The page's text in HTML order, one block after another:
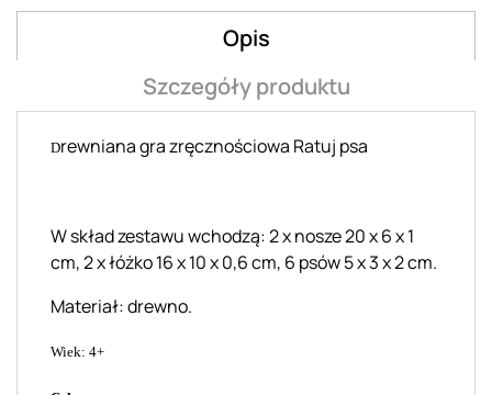
Opis
Szczegóły produktu
Drewniana gra zręcznościowa Ratuj psa
W skład zestawu wchodzą: 2 x nosze 20 x 6 x 1
cm, 2 x łóżko 16 x 10 x 0,6 cm, 6 psów 5 x 3 x 2 cm.
Materiał: drewno.
Wiek: 4+